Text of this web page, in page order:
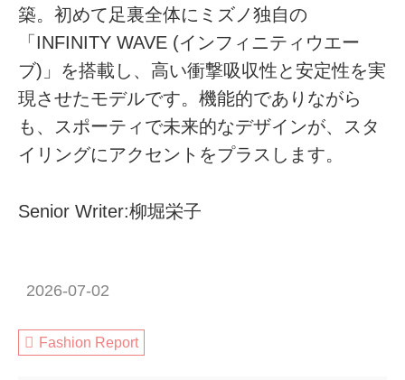
築。初めて足裏全体にミズノ独自の
「INFINITY WAVE (インフィニティウエー
ブ)」を搭載し、高い衝撃吸収性と安定性を実
現させたモデルです。機能的でありながら
も、スポーティで未来的なデザインが、スタ
イリングにアクセントをプラスします。
Senior Writer:柳堀栄子
2026-07-02
Fashion Report